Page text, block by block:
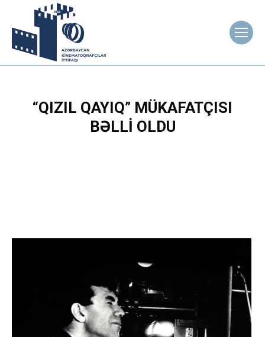
“QIZIL QAYIQ” MÜKAFATÇISI
BƏLLI OLDU